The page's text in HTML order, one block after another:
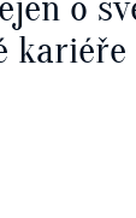
kariéře